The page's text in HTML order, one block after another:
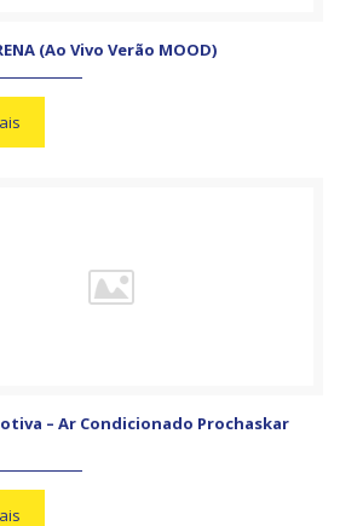
(Ao Vivo Verão MOOD)
– Ar Condicionado Prochaskar